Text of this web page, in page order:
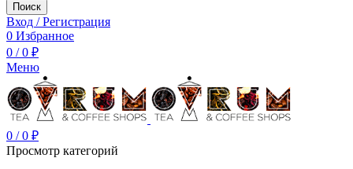
Поиск
Вход / Регистрация
0 Избранное
0 / 0 ₽
Меню
0 / 0 ₽
Просмотр категорий